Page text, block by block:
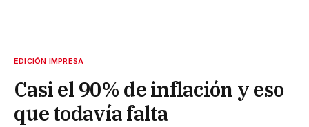
EDICIÓN IMPRESA
Casi el 90% de inflación y eso
que todavía falta